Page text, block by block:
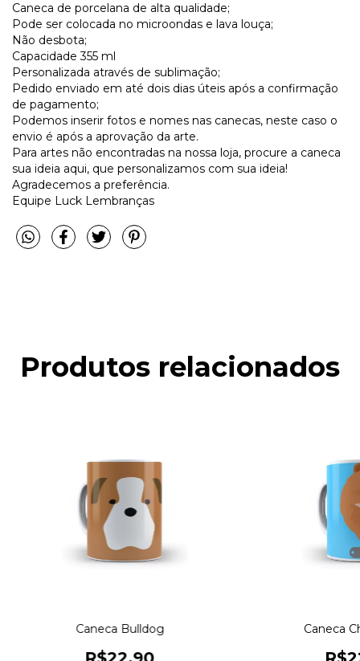
Caneca de porcelana de alta qualidade;
Pode ser colocada no microondas e lava louça;
Não desbota;
Capacidade 355 ml
Personalizada através de sublimação;
Pedido enviado em até dois dias úteis após a confirmação
de pagamento;
Podemos inserir fotos e nomes nas canecas, neste caso o
envio é após a aprovação da arte.
Para artes não encontradas na nossa loja, procure a caneca
sua ideia aqui, que personalizamos com sua ideia!
Agradecemos a preferência.
Equipe Luck Lembranças
Produtos relacionados
Caneca Bulldog Caneca